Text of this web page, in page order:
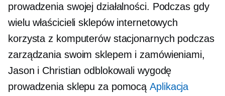
prowadzenia swojej działalności. Podczas gdy
wielu właścicieli sklepów internetowych
korzysta z komputerów stacjonarnych podczas
zarządzania swoim sklepem i zamówieniami,
Jason i Christian odblokowali wygodę
prowadzenia sklepu za pomocąAplikacja